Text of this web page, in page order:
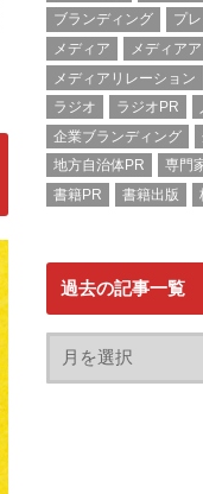
ブランディング
プ
メディア
メディア
メディアリレーション
ラジオ
ラジオPR
企業ブランディング
地方自治体PR
専門
書籍PR
書籍出版
過去の記事一覧